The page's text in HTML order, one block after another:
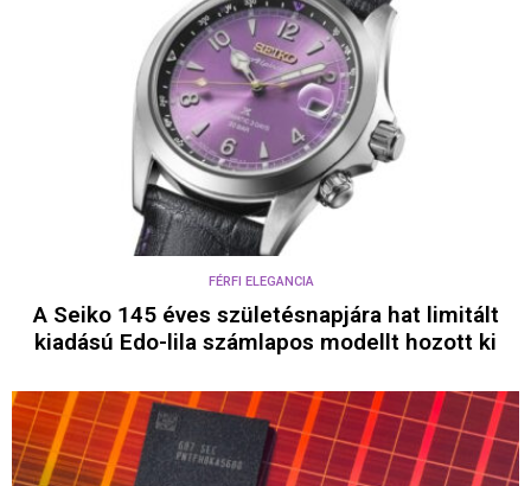
FÉRFI ELEGANCIA
A Seiko 145 éves születésnapjára hat limitált
kiadású Edo-lila számlapos modellt hozott ki